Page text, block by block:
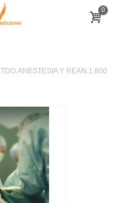
0
TDO.ANESTESIA Y REAN.1.800